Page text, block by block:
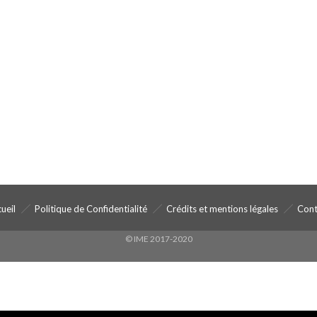
Politique de Confidentialité Crédits et mentions légales
© IME 2017-2020